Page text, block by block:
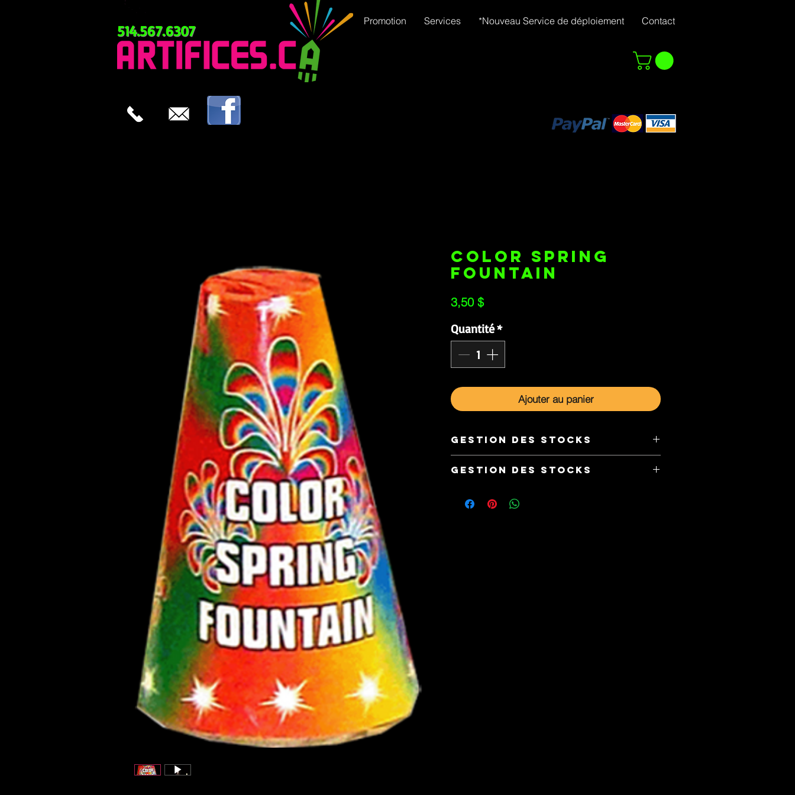
Promotion Services *Nouveau Service de déploiement Contact
514.567.6307
COLOR SPRING
FOUNTAIN
3,50 $Prix
Quantité*
Ajouter au panier
GESTION DES STOCKS
GESTION DES STOCKS
ARTIFICES.CA se réserve le droit de : Créditer ou